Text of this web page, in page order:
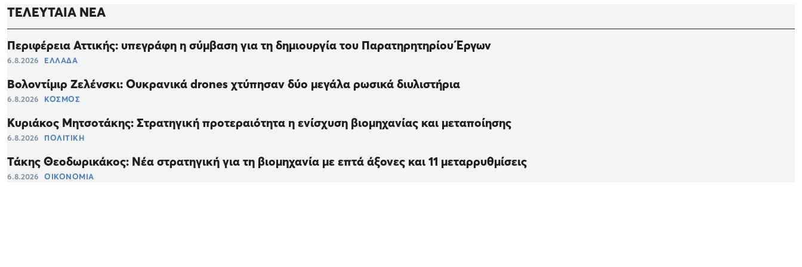
ΤΕΛΕΥΤΑΙΑ ΝΕΑ
Περιφέρεια Αττικής: υπεγράφη η σύμβαση για τη δημιουργία του Παρατηρητηρίου Έργων
6.8.2026 ΕΛΛΑΔΑ
Βολοντίμιρ Ζελένσκι: Ουκρανικά drones χτύπησαν δύο μεγάλα ρωσικά διυλιστήρια
6.8.2026 ΚΟΣΜΟΣ
Κυριάκος Μητσοτάκης: Στρατηγική προτεραιότητα η ενίσχυση βιομηχανίας και μεταποίησης
6.8.2026 ΠΟΛΙΤΙΚΗ
Τάκης Θεοδωρικάκος: Νέα στρατηγική για τη βιομηχανία με επτά άξονες και 11 μεταρρυθμίσεις
6.8.2026 ΟΙΚΟΝΟΜΙΑ